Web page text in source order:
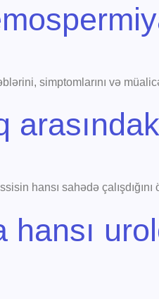
simptomlarını və
hansı sahədə
hansı